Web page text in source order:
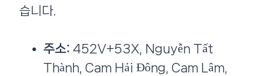
습니다.
주소: 452V+53X, Nguyễn Tất
Thành, Cam Hải Đông, Cam Lâm,